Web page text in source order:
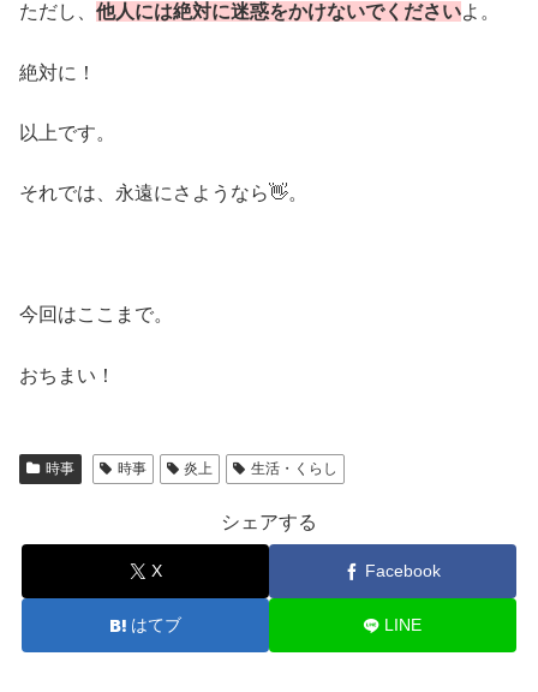
ただし、 他人には絶対に迷惑をかけないでくださいよ。
絶対に！
以上です。
それでは、永遠にさようなら👋。
今回はここまで。
おちまい！
時事 時事 炎上 生活・くらし
シェアする
X Facebook
はてブ LINE